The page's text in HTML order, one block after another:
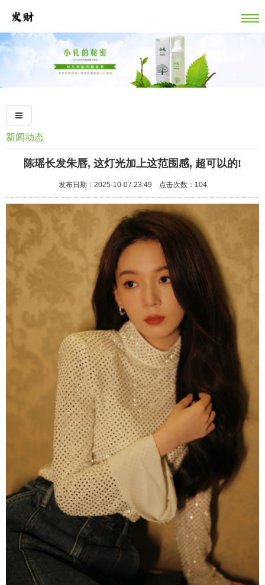
新闻动态
陈瑶长发朱唇, 这灯光加上这范围感, 超可以的!
发布日期：2025-10-07 23:49 点击次数：104